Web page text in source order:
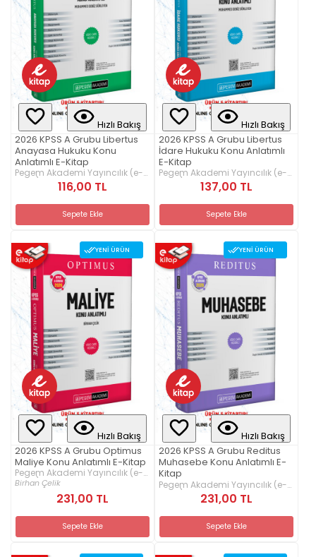
Hızlı Bakış
2026 KPSS A Grubu Libertus
Anayasa Hukuku Konu
Anlatımlı E-Kitap
Pegem Akademi Yayıncılık (e-
kitap) 116,00 TL
Sepete Ekle
Hızlı Bakış
2026 KPSS A Grubu Libertus
İdare Hukuku Konu Anlatımlı
E-Kitap
Pegem Akademi Yayıncılık (e-
kitap) 137,00 TL
Sepete Ekle
YENI ÜRÜN
Hızlı Bakış
2026 KPSS A Grubu Optimus
Maliye Konu Anlatımlı E-Kitap
Pegem Akademi Yayıncılık (e-
kitap)
Birhan Çelik
231,00 TL
Sepete Ekle
YENI ÜRÜN
Hızlı Bakış
2026 KPSS A Grubu Reditus
Muhasebe Konu Anlatımlı E-
Kitap
Pegem Akademi Yayıncılık (e-
kitap) 231,00 TL
Sepete Ekle